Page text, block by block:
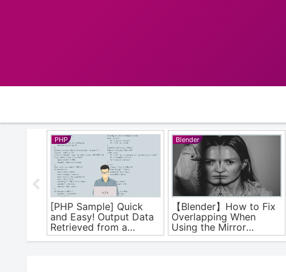
PHP
[PHP Sample] Quick
and Easy! Output Data
Retrieved from a
Database to CSV
Blender
【Blender】How to Fix
Overlapping When
Using the Mirror
Modifier